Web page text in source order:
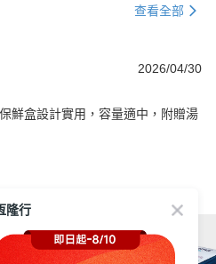
查看全部
2026/04/30
鮮盒設計實用，容量適中，附贈湯
隆行